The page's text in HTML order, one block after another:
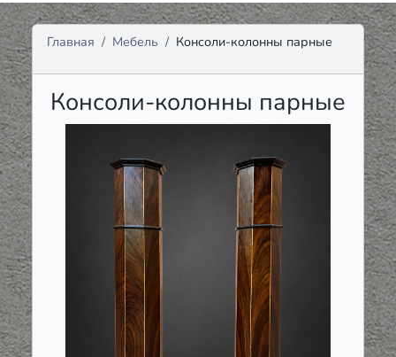
Главная Мебель Консоли-колонны парные
Консоли-колонны парные